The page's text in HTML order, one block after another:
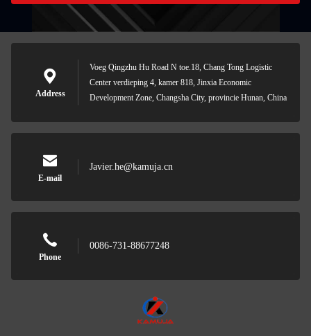
Address
Voeg Qingzhu Hu Road N toe.18, Chang Tong Logistic
Center verdieping 4, kamer 818, Jinxia Economic
Development Zone, Changsha City, provincie Hunan, China
E-mail
Javier.he@kamuja.cn
Phone
0086-731-88677248